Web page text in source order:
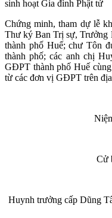
sinh hoạt Gia đình Phật tử
Chứng minh, tham dự lễ
Thư ký Ban Trị sự, Trưởng
thành phố Huế; chư Tôn
thành phố; các anh chị
GĐPT thành phố Huế
từ các đơn vị GĐPT trên
Cử
Huynh trưởng cấp Dũng